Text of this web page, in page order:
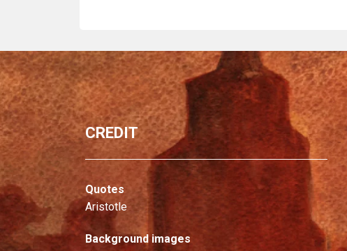
CREDIT
Quotes
Aristotle
Background images